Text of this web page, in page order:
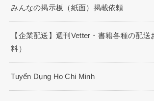
みんなの掲示板（紙面）掲載依頼
【企業配送】週刊Vetter・書籍各種の配送
料）
Tuyển Dụng Ho Chi Minh